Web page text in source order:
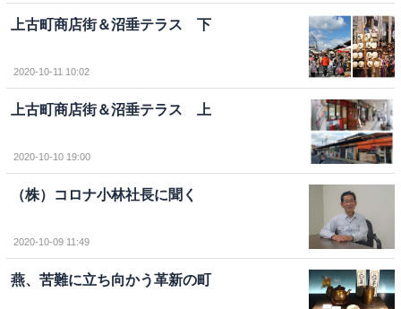
上古町商店街＆沼垂テラス 下
2020-10-11 10:02
上古町商店街＆沼垂テラス 上
2020-10-10 19:00
（株）コロナ小林社長に聞く
2020-10-09 11:49
燕、苦難に立ち向かう革新の町